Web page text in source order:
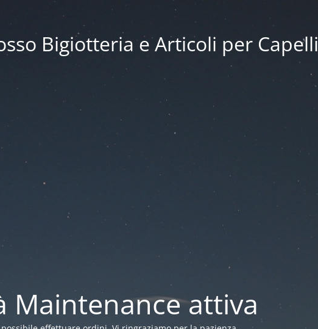
Bigiotteria e Articoli per Capelli
Maintenance attiva